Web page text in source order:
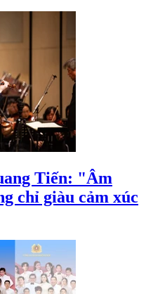
Tiến: "Âm
chỉ giàu cảm xúc